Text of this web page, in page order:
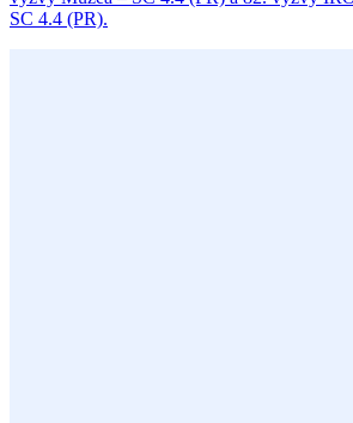
SC 4.4 (PR).